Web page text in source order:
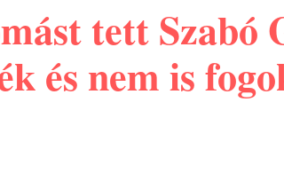
tett Szabó
és nem is